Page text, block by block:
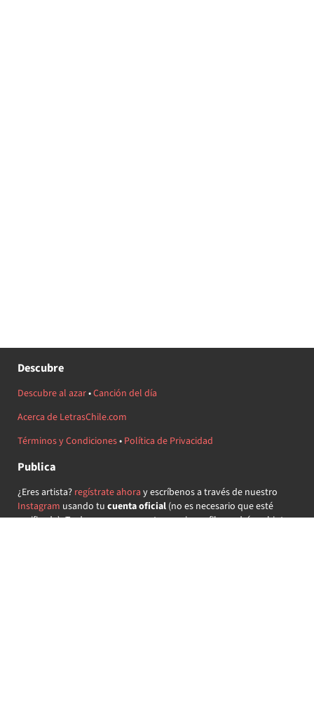
Descubre
Descubre al azar•Canción del día
Acerca de LetrasChile.com
Términos y Condiciones• Política de Privacidad
Publica
¿Eres artista? regístrate ahora y escríbenos a través de nuestro
Instagram usando tu cuenta oficial(no es necesario que esté
verificada) ¡Te daremos acceso a tu propio perfil y podrás subir tus